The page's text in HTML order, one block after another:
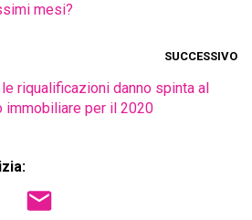
mesi?
SUCCESSIVO
le riqualificazioni danno spinta al
immobiliare per il 2020